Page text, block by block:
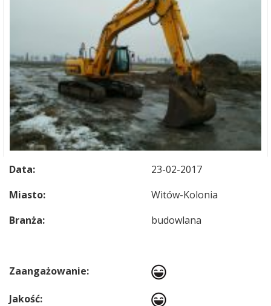
Data:
23-02-2017
Miasto:
Witów-Kolonia
Branża:
budowlana
Zaangażowanie:
Jakość: